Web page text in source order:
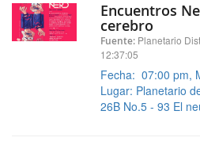
Encuentros
cerebro
Fuente: Planetario
12:37:05
Fecha: 07:00 pm,
Lugar: Planetario
26B No.5 - 93 El